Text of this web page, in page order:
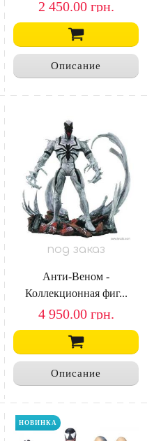
2 450.00 грн.
Описание
под заказ
Анти-Веном -
Коллекционная фиг...
4 950.00 грн.
Описание
НОВИНКА